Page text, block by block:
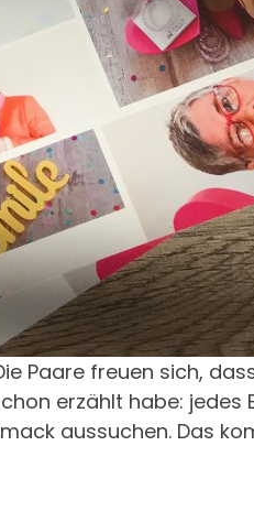
Paare freuen sich,
erzählt habe:
aussuchen. Das